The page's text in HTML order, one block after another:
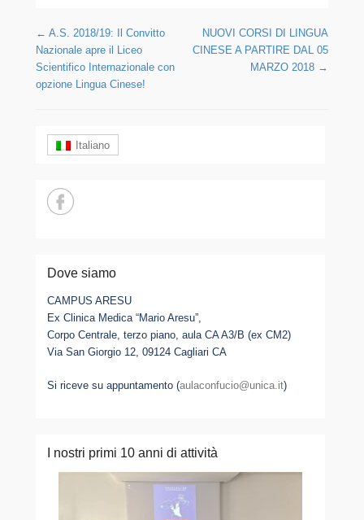
Post navigation
← A.S. 2018/19: Il Convitto
Nazionale apre il Liceo
Scientifico Internazionale con
opzione Lingua Cinese!
NUOVI CORSI DI LINGUA
CINESE A PARTIRE DAL 05
MARZO 2018 →
Italiano
Dove siamo
CAMPUS ARESU
Ex Clinica Medica “Mario Aresu”,
Corpo Centrale, terzo piano, aula CA A3/B (ex CM2)
Via San Giorgio 12, 09124 Cagliari CA
Si riceve su appuntamento (aulaconfucio@unica.it)
I nostri primi 10 anni di attività